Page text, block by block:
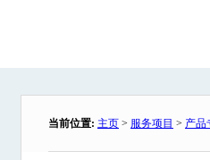
当前位置: 主页 > 服务项目 > 产品